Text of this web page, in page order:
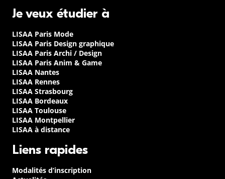
Je veux étudier à
LISAA Paris Mode
LISAA Paris Design graphique
LISAA Paris Archi / Design
LISAA Paris Anim & Game
LISAA Nantes
LISAA Rennes
LISAA Strasbourg
LISAA Bordeaux
LISAA Toulouse
LISAA Montpellier
LISAA à distance
Liens rapides
Modalités d’inscription